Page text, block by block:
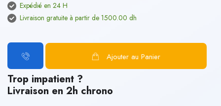
Expédié en 24 H
Livraison gratuite à partir de 1500.00 dh
Ajouter au Panier
Trop impatient ?
Livraison en 2h chrono